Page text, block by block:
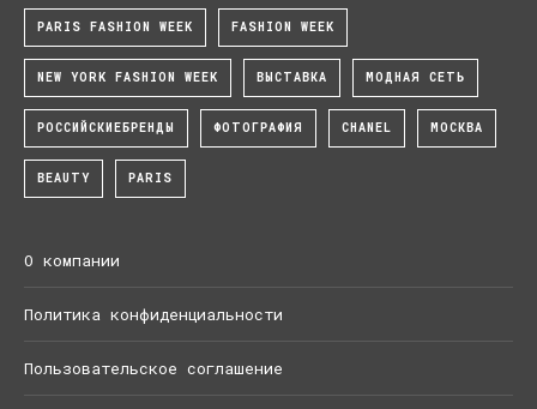
PARIS FASHION WEEK FASHION WEEK
NEW YORK FASHION WEEK ВЫСТАВКА МОДНАЯ СЕТЬ
РОССИЙСКИЕБРЕНДЫ ФОТОГРАФИЯ CHANEL МОСКВА
BEAUTY PARIS
О компании
Политика конфиденциальности
Пользовательское соглашение